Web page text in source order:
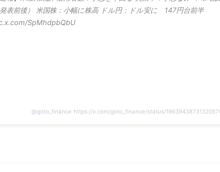
発表前後） 米国株：小幅に株高 ドル円：ドル安に 147円台前半
SpMhdpbQbU
@goto_finance https://x.com/goto_finance/status/